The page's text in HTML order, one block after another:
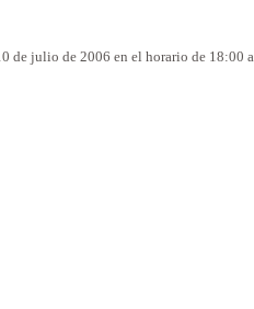
de julio de 2006 en el horario de 18:00 a